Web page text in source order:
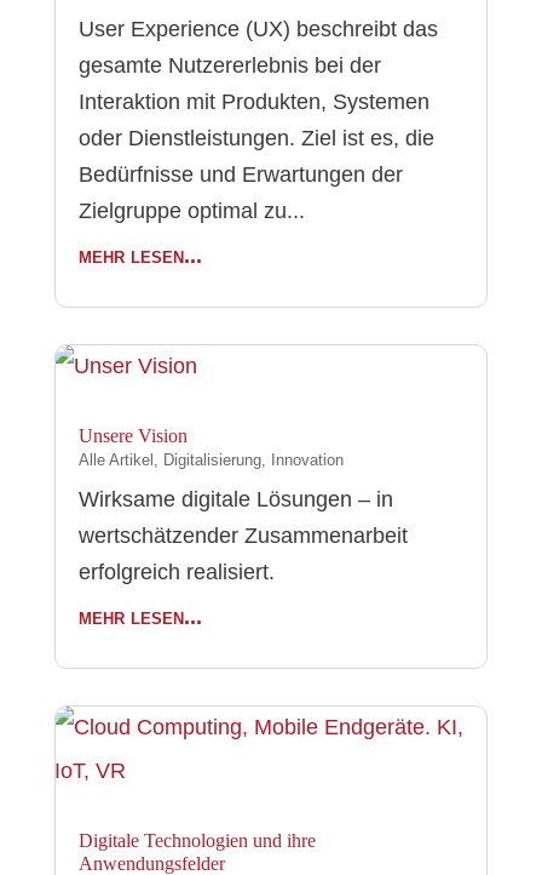
User Experience (UX) beschreibt das
gesamte Nutzererlebnis bei der
Interaktion mit Produkten, Systemen
oder Dienstleistungen. Ziel ist es, die
Bedürfnisse und Erwartungen der
Zielgruppe optimal zu...
mehr lesen...
Unsere Vision
Alle Artikel Digitalisierung, Innovation
Wirksame digitale Lösungen – in
wertschätzender Zusammenarbeit
erfolgreich realisiert.
mehr lesen...
Digitale Technologien und ihre
Anwendungsfelder